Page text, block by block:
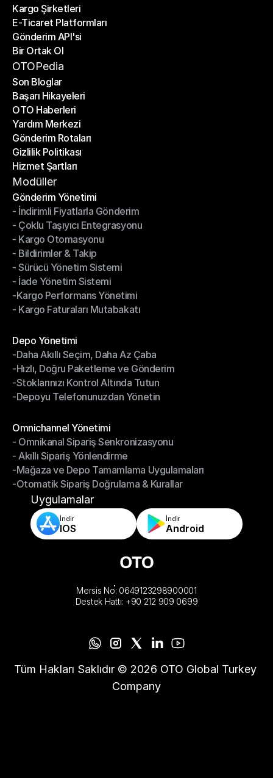
Kargo Şirketleri
Kargo Şirketleri
E-Ticaret Platformları
E-Ticaret Platformları
Gönderim API'si
Gönderim API'si
Bir Ortak Ol
Bir Ortak Ol
OTOPedia
Son Bloglar
Son Bloglar
Başarı Hikayeleri
Başarı Hikayeleri
OTO Haberleri
OTO Haberleri
Yardım Merkezi
Yardım Merkezi
Gönderim Rotaları
Gönderim Rotaları
Gizlilik Politikası
Gizlilik Politikası
Hizmet Şartları
Hizmet Şartları
Modüller
Gönderim Yönetimi
Gönderim Yönetimi
- İndirimli Fiyatlarla Gönderim
- İndirimli Fiyatlarla Gönderim
- Çoklu Taşıyıcı Entegrasyonu
- Çoklu Taşıyıcı Entegrasyonu
- Kargo Otomasyonu
- Kargo Otomasyonu
- Bildirimler & Takip
- Bildirimler & Takip
- Sürücü Yönetim Sistemi
- Sürücü Yönetim Sistemi
- İade Yönetim Sistemi
- İade Yönetim Sistemi
-Kargo Performans Yönetimi
-Kargo Performans Yönetimi
- Kargo Faturaları Mutabakatı
Depo Yönetimi
Depo Yönetimi
-Daha Akıllı Seçim, Daha Az Çaba
-Daha Akıllı Seçim, Daha Az Çaba
-Hızlı, Doğru Paketleme ve Gönderim
-Hızlı, Doğru Paketleme ve Gönderim
-Stoklarınızı Kontrol Altında Tutun
-Stoklarınızı Kontrol Altında Tutun
-Depoyu Telefonunuzdan Yönetin
Omnichannel Yönetimi
Omnichannel Yönetimi
- Omnikanal Sipariş Senkronizasyonu
- Omnikanal Sipariş Senkronizasyonu
- Akıllı Sipariş Yönlendirme
- Akıllı Sipariş Yönlendirme
-Mağaza ve Depo Tamamlama Uygulamaları
-Mağaza ve Depo Tamamlama Uygulamaları
-Otomatik Sipariş Doğrulama & Kurallar
-Otomatik Sipariş Doğrulama & Kurallar
Uygulamalar
İndir
IOS
İndir
Android
Mersis No: 0649123298900001
Destek Hattı: +90 212 909 0699
Tüm Hakları Saklıdır © 2026 OTO Global Turkey
Company